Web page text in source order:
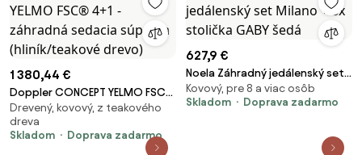
1 380,44 €
Doppler CONCEPT YELMO FSC®
4+1 - záhradná sedacia súprava
(hliník/teakové drevo)
Drevený, kovový, z teakového
dreva
Skladom
Doprava zadarmo
627,9 €
Noela Záhradný jedálenský set
Milano + 8x stolička GABY šedá
Kovový, pre 8 a viac osôb
Skladom
Doprava zadarmo